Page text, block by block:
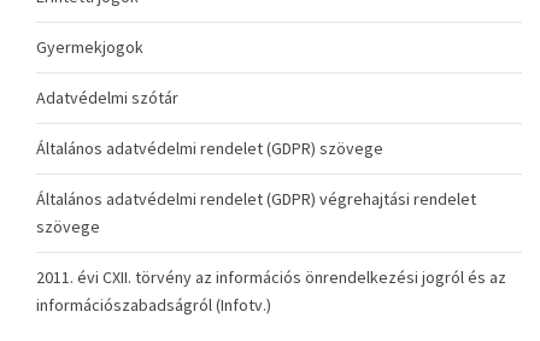
Gyermekjogok
Adatvédelmi szótár
Általános adatvédelmi rendelet (GDPR) szövege
Általános adatvédelmi rendelet (GDPR) végrehajtási rendelet
szövege
2011. évi CXII. törvény az információs önrendelkezési jogról és az
információszabadságról (Infotv.)